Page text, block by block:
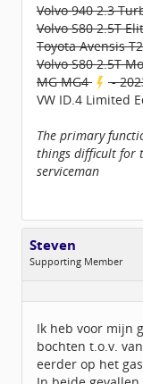
Volvo 940 2.3
Volvo S80 2.5T
Toyota Avensis
Volvo S80 2.5T
MG MG4
-
VW ID.4 Limited
The primary
things difficult for
serviceman
Steven
Supporting Member
Geregistreerd:11 /
Ik heb voor mijn
bochten t.o.v.
eerder op het